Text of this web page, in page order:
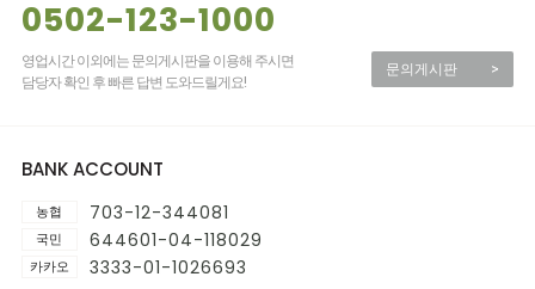
0502-123-1000
영업시간 이외에는 문의게시판을 이용해 주시면
담당자 확인 후 빠른 답변 도와드릴게요!
문의게시판 >
BANK ACCOUNT
농협 703-12-344081
국민 644601-04-118029
카카오 3333-01-1026693